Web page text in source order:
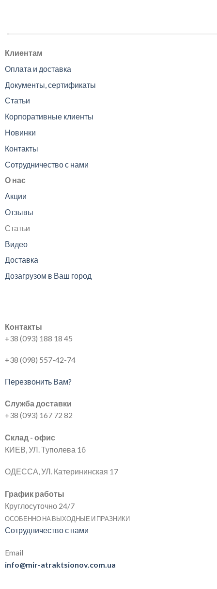
Клиентам
Оплата и доставка
Документы, сертификаты
Статьи
Корпоративные клиенты
Новинки
Контакты
Сотрудничество с нами
О нас
Акции
Отзывы
Статьи
Видео
Доставка
Дозагрузом в Ваш город
Контакты
+38 (093) 188 18 45
+38 (098) 557-42-74
Перезвонить Вам?
Служба доставки
+38 (093) 167 72 82
Склад - офис
КИЕВ, УЛ. Туполева 1б
ОДЕССА, УЛ. Катерининская 17
График работы
Круглосуточно 24/7
ОСОБЕННО НА ВЫХОДНЫЕ И ПРАЗНИКИ
Сотрудничество с нами
Email
info@mir-atraktsionov.com.ua